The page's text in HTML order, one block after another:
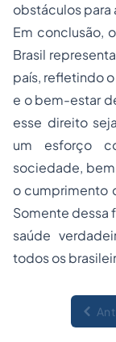
obstáculos para
Em conclusão,
Brasil
país, refletindo
e o bem-estar
esse direito
um esforço
sociedade,
o cumprimento
Somente dessa
saúde
todos os